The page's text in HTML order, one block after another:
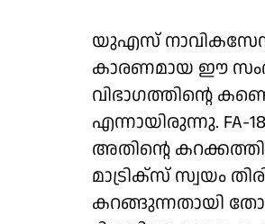
യുഎസ്
കാരണമായ ഈ
വിഭാഗത്തിന്റെ
എന്നായിരുന്നു. FA-
അതിന്റെ
മാട്രിക്‌സ് സ്വയം
കറങ്ങുന്നതായി